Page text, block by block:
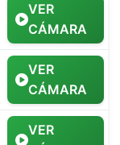
VER
CÁMARA
VER
CÁMARA
VER